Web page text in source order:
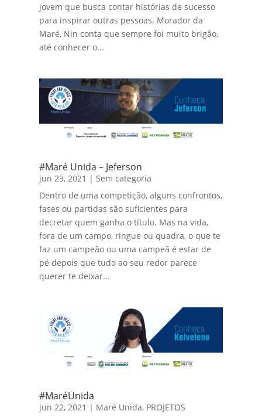
jovem que busca contar histórias de sucesso
para inspirar outras pessoas. Morador da
Maré, Nin conta que sempre foi muito brigão,
até conhecer o...
#Maré Unida – Jeferson
jun 23, 2021 |Sem categoria
Dentro de uma competição, alguns confrontos,
fases ou partidas são suficientes para
decretar quem ganha o título. Mas na vida,
fora de um campo, ringue ou quadra, o que te
faz um campeão ou uma campeã é estar de
pé depois que tudo ao seu redor parece
querer te deixar...
#MaréUnida
jun 22, 2021 | Maré Unida, PROJETOS